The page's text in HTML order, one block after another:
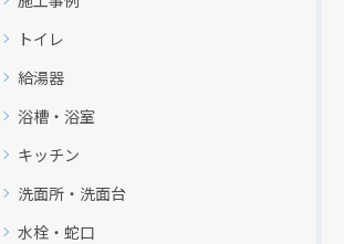
トイレ
給湯器
浴槽・浴室
キッチン
洗面所・洗面台
水栓・蛇口